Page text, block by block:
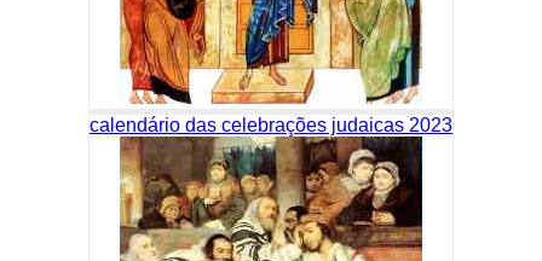
calendário das celebrações judaicas 2023